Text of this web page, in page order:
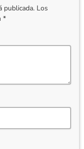
publicada. Los
*